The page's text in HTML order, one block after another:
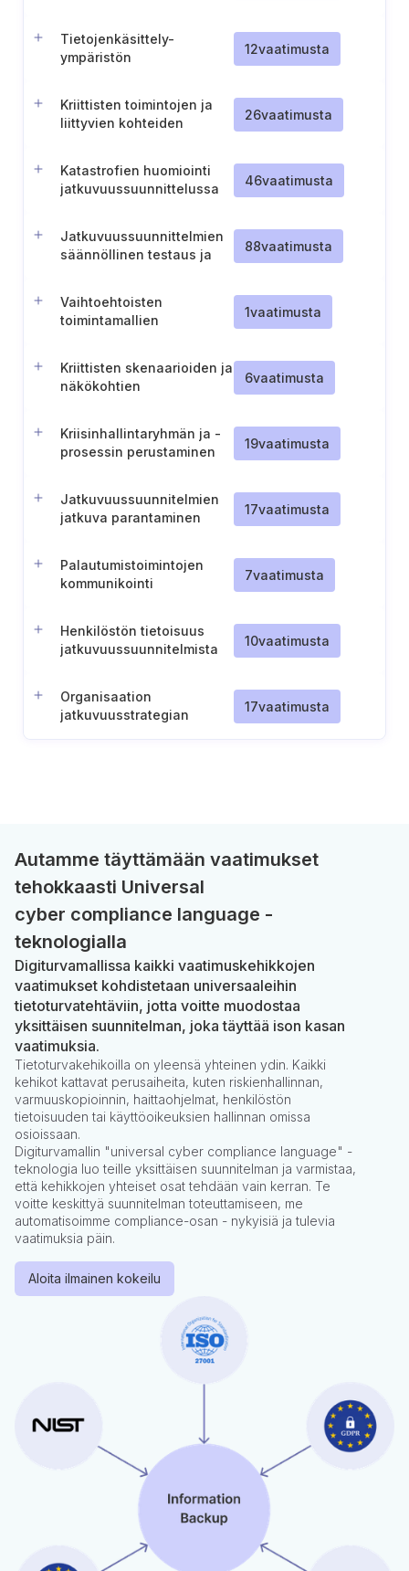
Tietojenkäsittely-
ympäristön
testaaminen
12vaatimusta
Kriittisten toimintojen ja
liittyvien kohteiden
26vaatimusta
Katastrofien huomiointi
jatkuvuussuunnittelussa
46vaatimusta
Jatkuvuussuunnittelmien
säännöllinen testaus ja
88vaatimusta
Vaihtoehtoisten
toimintamallien
1vaatimusta
Kriittisten skenaarioiden ja
näkökohtien
6vaatimusta
Kriisinhallintaryhmän ja -
prosessin perustaminen
19vaatimusta
Jatkuvuussuunnitelmien
jatkuva parantaminen
17vaatimusta
Palautumistoimintojen
kommunikointi
7vaatimusta
Henkilöstön tietoisuus
jatkuvuussuunnitelmista
10vaatimusta
Organisaation
jatkuvuusstrategian
17vaatimusta
Autamme täyttämään vaatimukset
tehokkaasti Universal
cyber compliance language -
teknologialla
Digiturvamallissa kaikki vaatimuskehikkojen
vaatimukset kohdistetaan universaaleihin
tietoturvatehtäviin, jotta voitte muodostaa
yksittäisen suunnitelman, joka täyttää ison kasan
vaatimuksia.
Tietoturvakehikoilla on yleensä yhteinen ydin. Kaikki
kehikot kattavat perusaiheita, kuten riskienhallinnan,
varmuuskopioinnin, haittaohjelmat, henkilöstön
tietoisuuden tai käyttöoikeuksien hallinnan omissa
osioissaan.
Digiturvamallin "universal cyber compliance language" -
teknologia luo teille yksittäisen suunnitelman ja varmistaa,
että kehikkojen yhteiset osat tehdään vain kerran. Te
voitte keskittyä suunnitelman toteuttamiseen, me
automatisoimme compliance-osan - nykyisiä ja tulevia
vaatimuksia päin.
Aloita ilmainen kokeilu